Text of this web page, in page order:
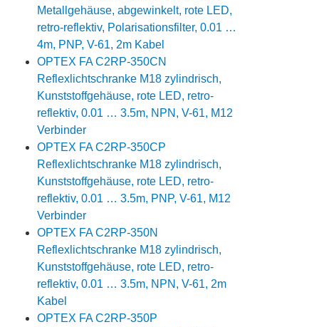
Metallgehäuse, abgewinkelt, rote LED,
retro-reflektiv, Polarisationsfilter, 0.01 …
4m, PNP, V-61, 2m Kabel
OPTEX FA C2RP-350CN
Reflexlichtschranke M18 zylindrisch,
Kunststoffgehäuse, rote LED, retro-
reflektiv, 0.01 … 3.5m, NPN, V-61, M12
Verbinder
OPTEX FA C2RP-350CP
Reflexlichtschranke M18 zylindrisch,
Kunststoffgehäuse, rote LED, retro-
reflektiv, 0.01 … 3.5m, PNP, V-61, M12
Verbinder
OPTEX FA C2RP-350N
Reflexlichtschranke M18 zylindrisch,
Kunststoffgehäuse, rote LED, retro-
reflektiv, 0.01 … 3.5m, NPN, V-61, 2m
Kabel
OPTEX FA C2RP-350P